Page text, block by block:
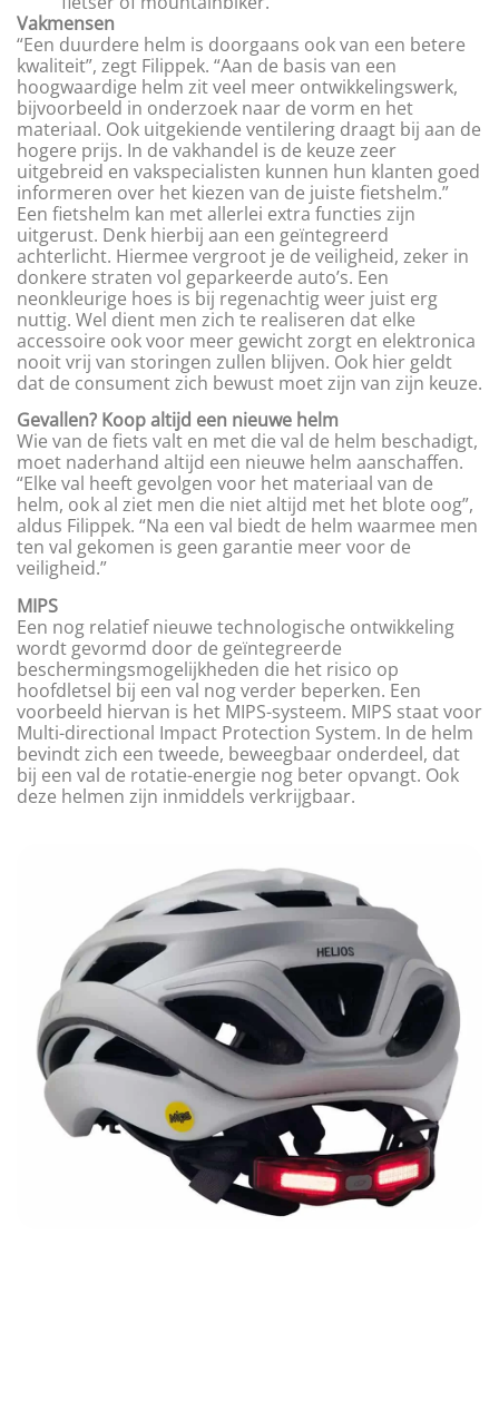
Vakmensen
“Een duurdere helm is doorgaans ook van een betere
kwaliteit”, zegt Filippek. “Aan de basis van een
hoogwaardige helm zit veel meer ontwikkelingswerk,
bijvoorbeeld in onderzoek naar de vorm en het
materiaal. Ook uitgekiende ventilering draagt bij aan de
hogere prijs. In de vakhandel is de keuze zeer
uitgebreid en vakspecialisten kunnen hun klanten goed
informeren over het kiezen van de juiste fietshelm.”
Een fietshelm kan met allerlei extra functies zijn
uitgerust. Denk hierbij aan een geïntegreerd
achterlicht. Hiermee vergroot je de veiligheid, zeker in
donkere straten vol geparkeerde auto’s. Een
neonkleurige hoes is bij regenachtig weer juist erg
nuttig. Wel dient men zich te realiseren dat elke
accessoire ook voor meer gewicht zorgt en elektronica
nooit vrij van storingen zullen blijven. Ook hier geldt
dat de consument zich bewust moet zijn van zijn keuze.
Gevallen? Koop altijd een nieuwe helm
Wie van de fiets valt en met die val de helm beschadigt,
moet naderhand altijd een nieuwe helm aanschaffen.
“Elke val heeft gevolgen voor het materiaal van de
helm, ook al ziet men die niet altijd met het blote oog”,
aldus Filippek. “Na een val biedt de helm waarmee men
ten val gekomen is geen garantie meer voor de
veiligheid.”
MIPS
Een nog relatief nieuwe technologische ontwikkeling
wordt gevormd door de geïntegreerde
beschermingsmogelijkheden die het risico op
hoofdletsel bij een val nog verder beperken. Een
voorbeeld hiervan is het MIPS-systeem. MIPS staat voor
Multi-directional Impact Protection System. In de helm
bevindt zich een tweede, beweegbaar onderdeel, dat
bij een val de rotatie-energie nog beter opvangt. Ook
deze helmen zijn inmiddels verkrijgbaar.